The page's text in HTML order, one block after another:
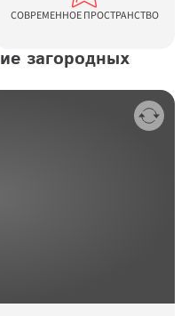
СОВРЕМЕННОЕ ПРОСТРАНСТВО
загородных